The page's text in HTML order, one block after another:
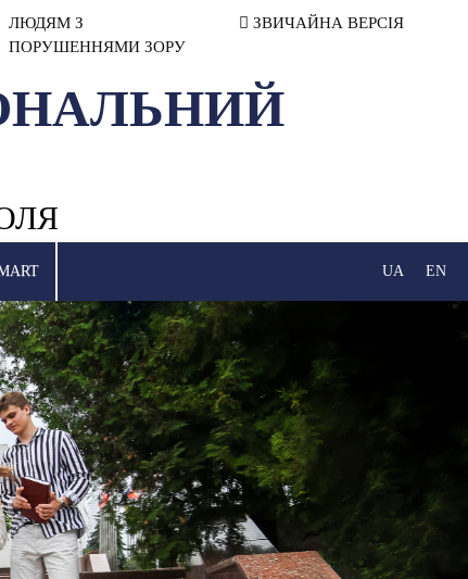
ЛЮДЯМ З
ПОРУШЕННЯМИ ЗОРУ
ЗВИЧАЙНА ВЕРСІЯ
UA EN